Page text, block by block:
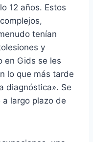
12 años. Estos
tenían
y
en Gids se les
lo que más tarde
diagnóstica». Se
largo plazo de